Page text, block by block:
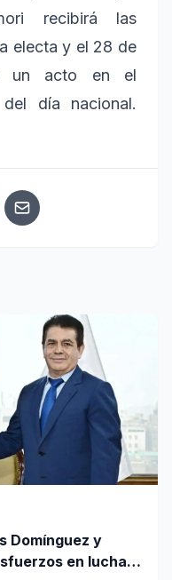
recibirá las
electa y el 28 de
un acto en el
día nacional.
Domínguez y
en lucha